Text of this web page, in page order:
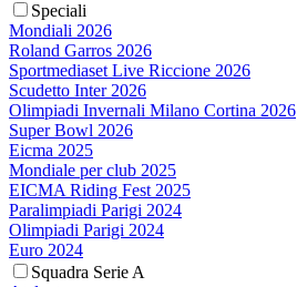
Speciali
Mondiali 2026
Roland Garros 2026
Sportmediaset Live Riccione 2026
Scudetto Inter 2026
Olimpiadi Invernali Milano Cortina 2026
Super Bowl 2026
Eicma 2025
Mondiale per club 2025
EICMA Riding Fest 2025
Paralimpiadi Parigi 2024
Olimpiadi Parigi 2024
Euro 2024
Squadra Serie A